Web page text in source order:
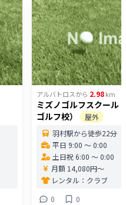
アルバトロスから 2.98km
ミズノゴルフスクール
ゴルフ校）
屋外
羽村駅から徒歩22分
平日 9:00 〜 0:00
土日祝 6:00 〜 0:00
月額 14,080円〜
レンタル： クラブ
0
0